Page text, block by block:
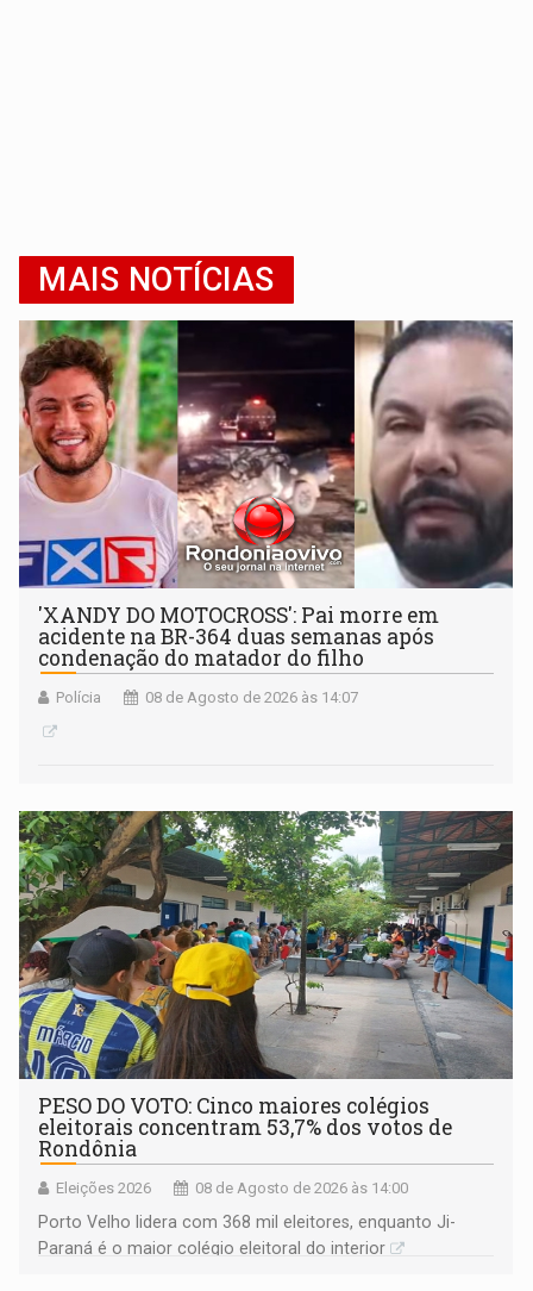
MAIS NOTÍCIAS
'XANDY DO MOTOCROSS': Pai morre em
acidente na BR-364 duas semanas após
condenação do matador do filho
Polícia 08 de Agosto de 2026 às 14:07
PESO DO VOTO: Cinco maiores colégios
eleitorais concentram 53,7% dos votos de
Rondônia
Eleições 2026 08 de Agosto de 2026 às 14:00
Porto Velho lidera com 368 mil eleitores, enquanto Ji-
Paraná é o maior colégio eleitoral do interior